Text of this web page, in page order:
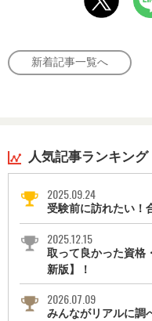
新着記事一覧へ
人気記事ランキング
2025.09.24
受験前に訪れたい！
2025.12.15
取って良かった資格
新版】！
2026.07.09
みんながリアルに調